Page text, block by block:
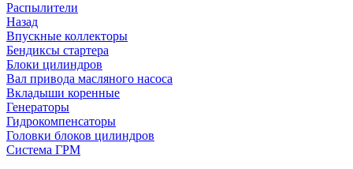
Распылители
Назад
Впускные коллекторы
Бендиксы стартера
Блоки цилиндров
Вал привода масляного насоса
Вкладыши коренные
Генераторы
Гидрокомпенсаторы
Головки блоков цилиндров
Система ГРМ